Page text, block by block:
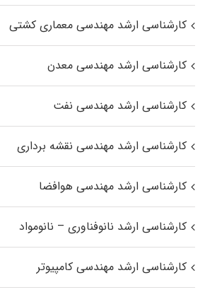
کارشناسی ارشد مهندسی معماری کشتی
کارشناسی ارشد مهندسی معدن
کارشناسی ارشد مهندسی نفت
کارشناسی ارشد مهندسی نقشه برداری
کارشناسی ارشد مهندسی هوافضا
کارشناسی ارشد نانوفناوری – نانومواد
کارشناسی ارشد مهندسی کامپیوتر